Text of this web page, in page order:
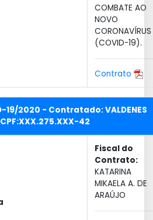
COMBATE AO
NOVO
CORONAVÍRUS
(COVID-19).
Contrato
19/2020 - Contratado: VALDENES
42
Fiscal do
Contrato:
KATARINA
MIKAELA A. DE
ARAÚJO